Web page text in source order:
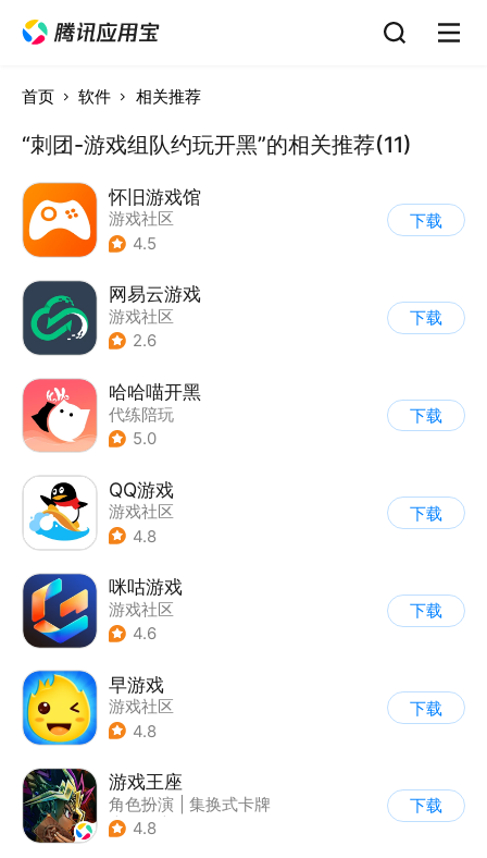
首页 软件 相关推荐
“刺团-游戏组队约玩开黑”的相关推荐(11)
怀旧游戏馆
游戏社区
4.5
下载
网易云游戏
游戏社区
2.6
下载
哈哈喵开黑
代练陪玩
5.0
下载
QQ游戏
游戏社区
4.8
下载
咪咕游戏
游戏社区
4.6
下载
早游戏
游戏社区
4.8
下载
游戏王座
角色扮演
集换式卡牌
| 奇幻
4.8
下载